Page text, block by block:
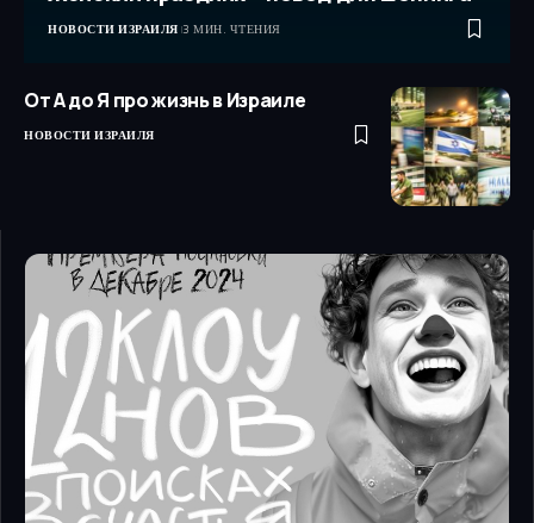
НОВОСТИ ИЗРАИЛЯ 3 МИН. ЧТЕНИЯ
От А до Я про жизнь в Израиле
НОВОСТИ ИЗРАИЛЯ